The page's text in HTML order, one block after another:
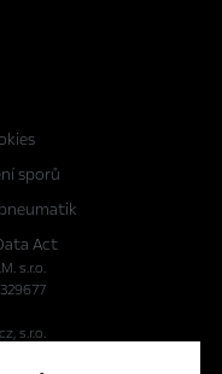
sporů
Act
s.r.o.
s.r.o.